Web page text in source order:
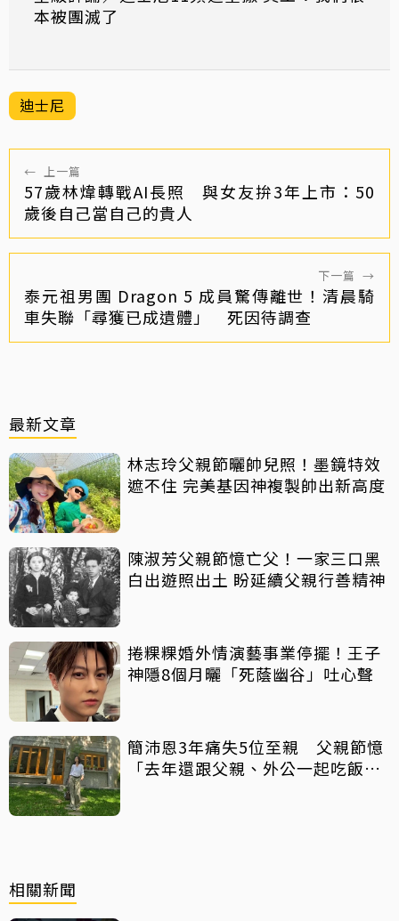
本被團滅了
迪士尼
← 上一篇
57歲林煒轉戰AI長照 與女友拚3年上市：50
歲後自己當自己的貴人
下一篇 →
泰元祖男團 Dragon 5 成員驚傳離世！清晨騎
車失聯「尋獲已成遺體」 死因待調查
最新文章
林志玲父親節曬帥兒照！墨鏡特效
遮不住 完美基因神複製帥出新高度
陳淑芳父親節憶亡父！一家三口黑
白出遊照出土 盼延續父親行善精神
捲粿粿婚外情演藝事業停擺！王子
神隱8個月曬「死蔭幽谷」吐心聲
簡沛恩3年痛失5位至親 父親節憶
「去年還跟父親、外公一起吃飯聊
相關新聞